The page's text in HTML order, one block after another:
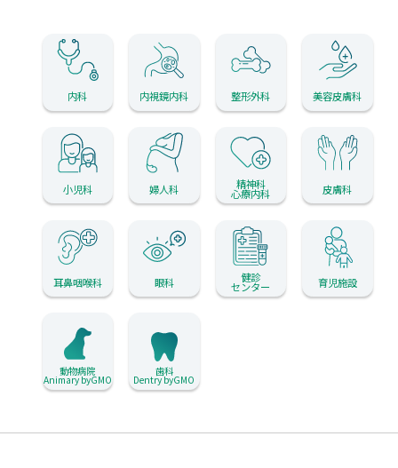
内科 内視鏡内科 整形外科 美容皮膚科
小児科 婦人科 精神科
心療内科 皮膚科
耳鼻咽喉科 眼科 健診
センター 育児施設
動物病院
Animary byGMO
歯科
Dentry byGMO